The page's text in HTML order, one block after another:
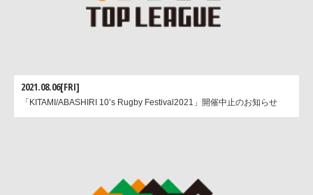
2021.08.06[FRI]
「KITAMI/ABASHIRI 10’s Rugby Festival2021」開催中止のお知らせ